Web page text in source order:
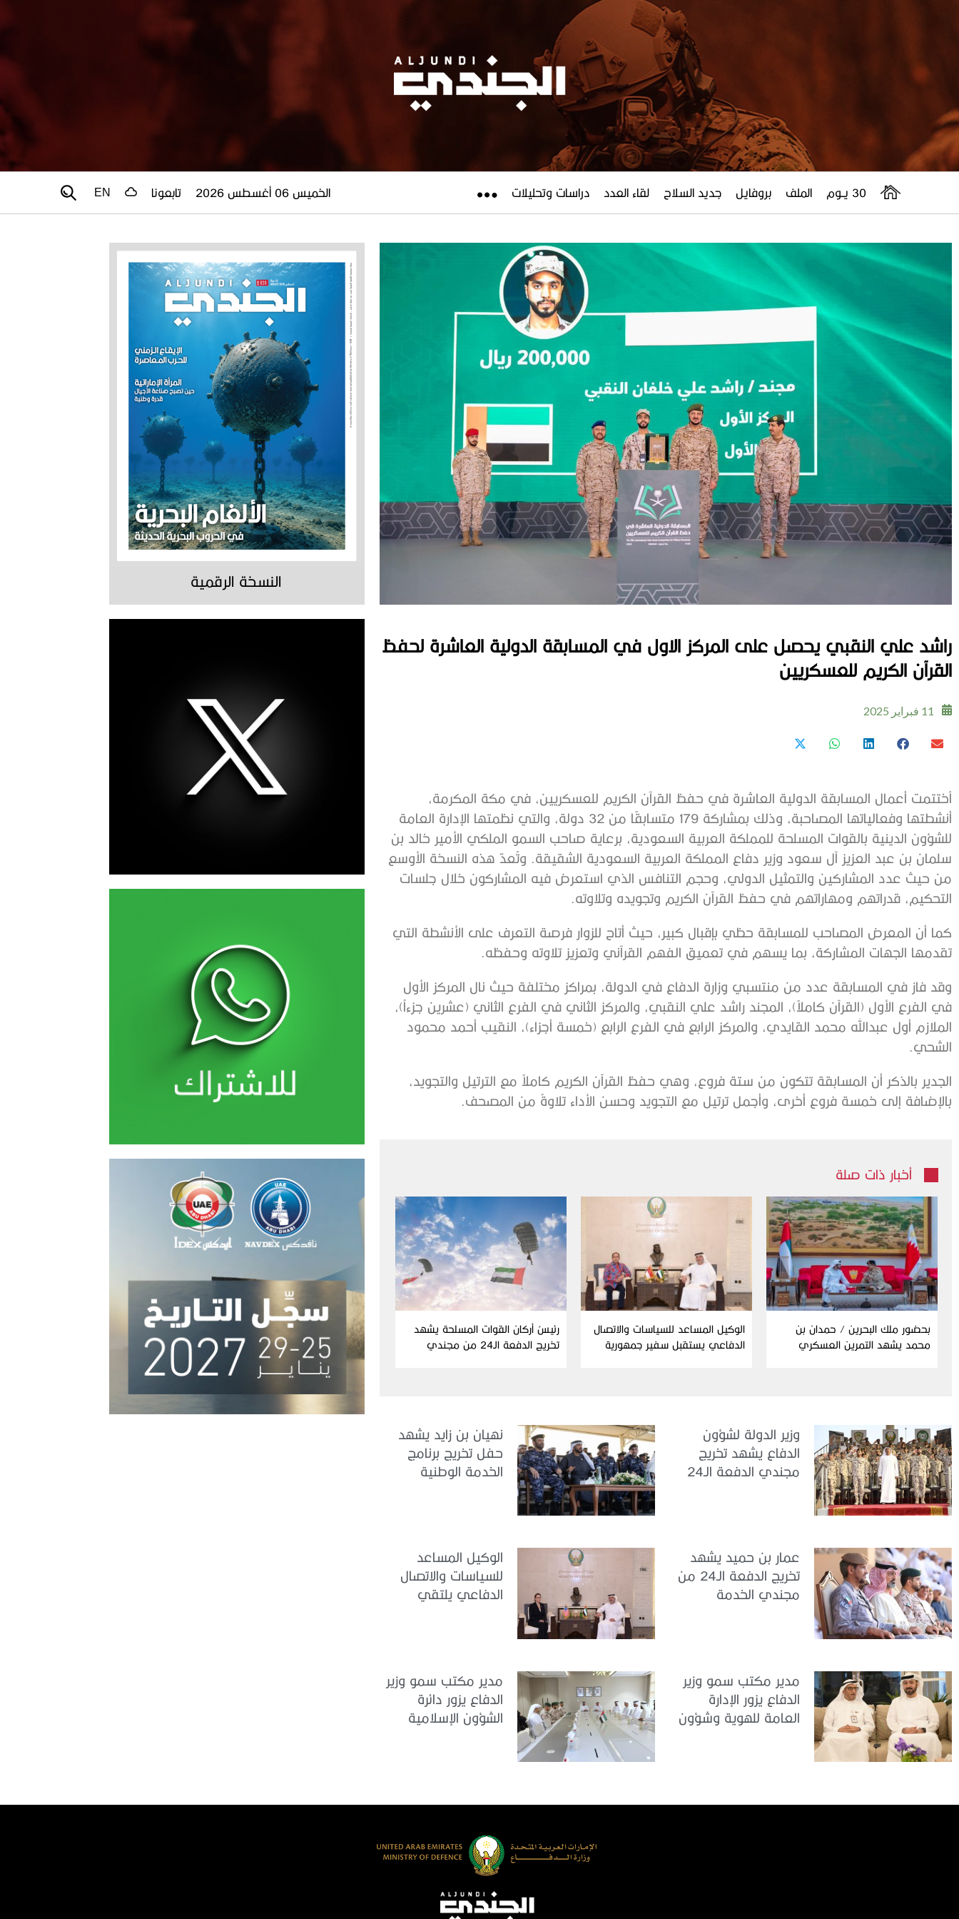
30 يــوم الملف بروفايل جديد السلاح لقاء العدد دراسات وتحليلات الخميس 06 أغسطس 2026 تابعونا EN
راشد علي النقبي يحصل على المركز الاول في المسابقة الدولية العاشرة لحفظ
القرآن الكريم للعسكريين
11 فبراير 2025
اُختتمت أعمال المسابقة الدولية العاشرة في حفظ القرآن الكريم للعسكريين، في مكة المكرمة،
أنشطتها وفعالياتها المصاحبة، وذلك بمشاركة 179 متسابقًا من 32 دولة، والتي نظمتها الإدارة العامة
للشؤون الدينية بالقوات المسلحة للمملكة العربية السعودية، برعاية صاحب السمو الملكي الأمير خالد بن
سلمان بن عبد العزيز آل سعود وزير دفاع المملكة العربية السعودية الشقيقة. وتُعدّ هذه النسخة الأوسع
من حيث عدد المشاركين والتمثيل الدولي، وحجم التنافس الذي استعرض فيه المشاركون خلال جلسات
التحكيم، قدراتهم ومهاراتهم في حفظ القرآن الكريم وتجويده وتلاوته.
كما أن المعرض المصاحب للمسابقة حظي بإقبال كبير، حيث أتاح للزوار فرصة التعرف على الأنشطة التي
تقدمها الجهات المشاركة، بما يسهم في تعميق الفهم القرآني وتعزيز تلاوته وحفظه.
وقد فاز في المسابقة عدد من منتسبي وزارة الدفاع في الدولة، بمراكز مختلفة حيث نال المركز الأول
في الفرع الأول (القرآن كاملاً)، المجند راشد علي النقبي، والمركز الثاني في الفرع الثاني (عشرين جزءاً)،
الملازم أول عبدالله محمد القايدي، والمركز الرابع في الفرع الرابع (خمسة أجزاء)، النقيب أحمد محمود
الشحي.
الجدير بالذكر أن المسابقة تتكون من ستة فروع، وهي حفظ القرآن الكريم كاملاً مع الترتيل والتجويد،
بالإضافة إلى خمسة فروع أخرى، وأجمل ترتيل مع التجويد وحسن الأداء تلاوةً من المصحف.
أخبار ذات صلة
بحضور ملك البحرين / حمدان بن
محمد يشهد التمرين العسكري
الوكيل المساعد للسياسات والاتصال
الدفاعي يستقبل سفير جمهورية
رئيسُ أركان القوات المسلحة يشهد
تخريج الدفعة الـ24 من مجندي
وزير الدولة لشؤون
الدفاع يشهد تخريج
مجندي الدفعة الـ24
نهيان بن زايد يشهد
حفل تخريج برنامج
الخدمة الوطنية
عمار بن حميد يشهد
تخريج الدفعة الـ24 من
مجندي الخدمة
الوكيل المساعد
للسياسات والاتصال
الدفاعي يلتقي
مدير مكتب سمو وزير
الدفاع يزور الإدارة
العامة للهوية وشؤون
مدير مكتب سمو وزير
الدفاع يزور دائرة
الشؤون الإسلامية
النسخة الرقمية